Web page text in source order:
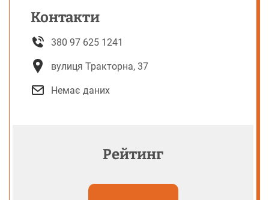
Контакти
380 97 625 1241
вулиця Тракторна, 37
Немає даних
Рейтинг